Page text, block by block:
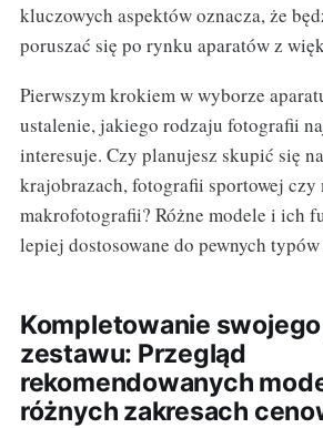
kluczowych aspektów oznacza, że
poruszać się po rynku aparatów z
Pierwszym krokiem w wyborze
ustalenie, jakiego rodzaju fotografii
interesuje. Czy planujesz skupić się
krajobrazach, fotografii sportowej czy
makrofotografii? Różne modele i ich
lepiej dostosowane do pewnych
Kompletowanie
zestawu: Przegląd
rekomendowanych
różnych zakresach